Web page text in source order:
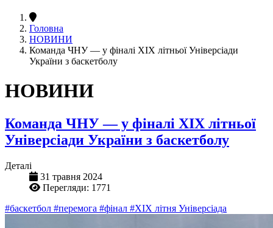
Головна
НОВИНИ
Команда ЧНУ — у фіналі ХІХ літньої Універсіади
України з баскетболу
НОВИНИ
Команда ЧНУ — у фіналі ХІХ літньої
Універсіади України з баскетболу
Деталі
31 травня 2024
Перегляди: 1771
#баскетбол #перемога #фінал #ХІХ літня Універсіада